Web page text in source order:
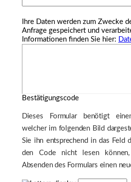
Ihre Daten werden zum Zwecke
Anfrage gespeichert und
Informationen finden Sie hier:
Bestätigungscode
Dieses Formular benötigt
welcher im folgenden Bild
Sie ihn entsprechend in das Feld
den Code nicht lesen
Absenden des Formulars einen